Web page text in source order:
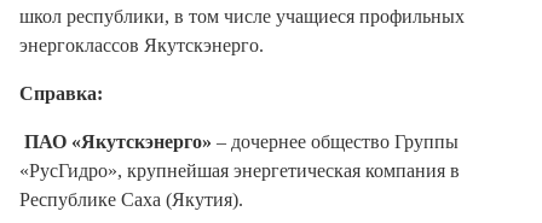
школ республики, в том числе учащиеся профильных
энергоклассов Якутскэнерго.
Справка:
ПАО «Якутскэнерго» – дочернее общество Группы
«РусГидро», крупнейшая энергетическая компания в
Республике Саха (Якутия).